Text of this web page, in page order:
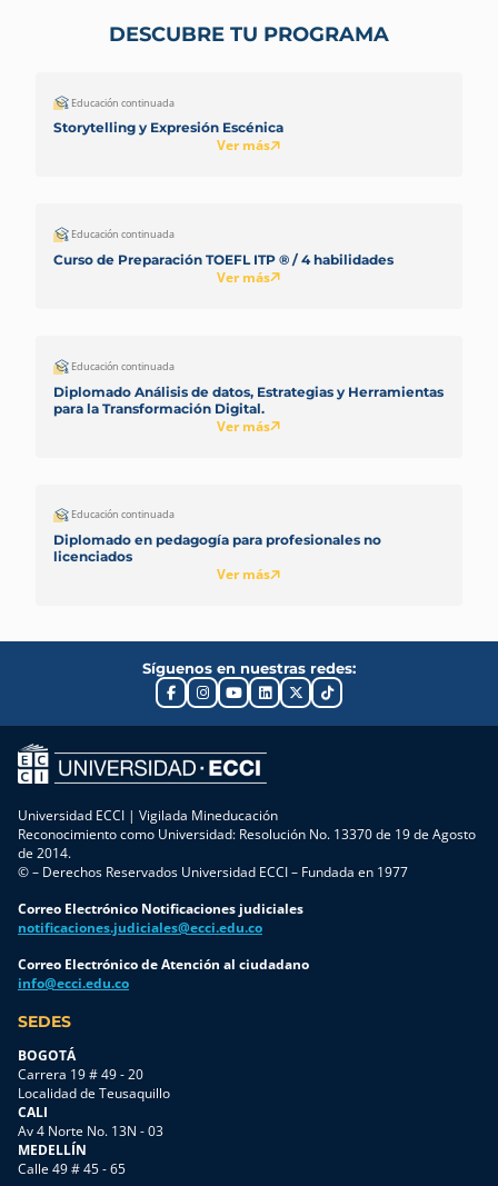
DESCUBRE TU PROGRAMA
Educación continuada
Storytelling y Expresión Escénica
Ver más
Educación continuada
Curso de Preparación TOEFL ITP ® / 4 habilidades
Ver más
Educación continuada
Diplomado Análisis de datos, Estrategias y Herramientas
para la Transformación Digital.
Ver más
Educación continuada
Diplomado en pedagogía para profesionales no
licenciados
Ver más
Síguenos en nuestras redes:
Universidad ECCI | Vigilada Mineducación
Reconocimiento como Universidad: Resolución No. 13370 de 19 de Agosto
de 2014.
© – Derechos Reservados Universidad ECCI – Fundada en 1977
Correo Electrónico Notificaciones judiciales
notificaciones.judiciales@ecci.edu.co
Correo Electrónico de Atención al ciudadano
info@ecci.edu.co
SEDES
BOGOTÁ
Carrera 19 # 49 - 20
Localidad de Teusaquillo
CALI
Av 4 Norte No. 13N - 03
MEDELLÍN
Calle 49 # 45 - 65